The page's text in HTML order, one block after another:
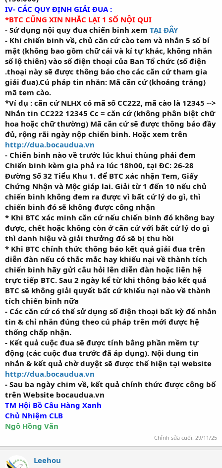
IV- CÁC QUY ĐỊNH GIẢI ĐUA :
*BTC CŨNG XIN NHẮC LẠI 1 SỐ NỘI QUI
- Sử dụng nội quy đua chiến binh xem TẠI ĐÂY
- Khi chiến binh về, chủ căn cứ cào tem và nhắn 5 số bí
mật (không bao gồm chữ cái và kí tự khác, không nhắn
số lộ thiên) vào số điện thoại của Ban Tổ chức (số điện
.thoại này sẽ được thông báo cho các căn cứ tham gia
giải đua).Cú pháp tin nhắn: Mã căn cứ (khoảng trắng)
mã tem cào.
*Ví dụ : căn cứ NLHX có mã số CC222, mã cào là 12345 -->
Nhắn tin CC222 12345 Cc = căn cứ (không phân biệt chữ
hoa hoặc chữ thường) Mã căn cứ sẽ được thông báo đầy
đủ, rộng rãi ngày nộp chiến binh. Hoặc xem trên
http://dua.bocaudua.vn
- Chiến binh nào về trước lúc khui thùng phải đem
Chiến binh kèm gia phả ra lúc 18h00, tại ĐC: 26-28
Đường Số 32 Tiểu Khu 1. để BTC xác nhận Tem, Giấy
Chứng Nhận và Mộc giáp lai. Giải từ 1 đến 10 nếu chủ
chiến binh không đem ra được vì bất cứ lý do gì, thì
chiến binh đó sẽ không được công nhận
* Khi BTC xác minh căn cứ nếu chiến binh đó không bay
được, chết hoặc không còn ở căn cứ với bất cứ lý do gì
thì danh hiệu và giải thưởng đó sẽ bị thu hồi
* Khi BTC chính thức thông báo kết quả giải đua trên
diễn đàn nếu có thắc mắc hay khiếu nại về thành tích
chiến binh hãy gửi câu hỏi lên diễn đàn hoặc liên hệ
trực tiếp BTC. Sau 2 ngày kể từ khi thông báo kết quả
BTC sẽ không giải quyết bất cứ khiếu nại nào về thành
tích chiến binh nữa
- Các căn cứ có thể sử dụng số điện thoại bất kỳ để nhắn
tin & chỉ nhắn đúng theo cú pháp trên mới được hệ
thống chấp nhận.
- Kết quả cuộc đua sẽ được tính bằng phần mềm tự
động (các cuộc đua trước đã áp dụng). Nội dung tin
nhắn & kết quả chờ duyệt sẽ được thể hiện tại website
http://dua.bocaudua.vn
- Sau ba ngày chim về, kết quả chính thức được công bố
trên Website bocaudua.vn
TM Hội Bồ Câu Hàng Xanh
Chủ Nhiệm CLB
Ngô Hồng Văn
Chỉnh sửa cuối: 29/11/25
Leehou